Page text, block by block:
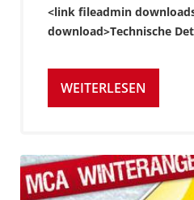
<link fileadmin
download>Technische
WEITERLESEN